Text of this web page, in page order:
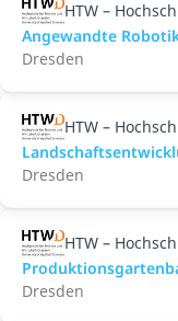
HTW –
Angewandte
Dresden
HTW –
Dresden
HTW –
Dresden